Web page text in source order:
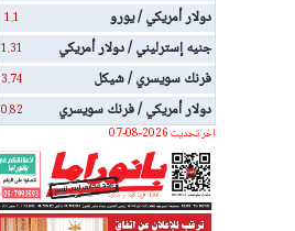
دولار أمريكي / يورو 1.1
جنيه إسترليني / دولار أمريكي 1.31
فرنك سويسري / شيكل 3.74
دولار أمريكي / فرنك سويسري
0.82
اخر تحديث 2026-08-07